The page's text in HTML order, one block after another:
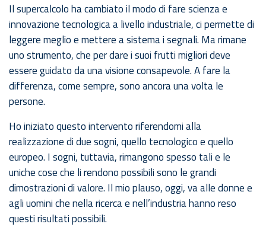
Il supercalcolo ha cambiato il modo di fare scienza e
innovazione tecnologica a livello industriale, ci permette di
leggere meglio e mettere a sistema i segnali. Ma rimane
uno strumento, che per dare i suoi frutti migliori deve
essere guidato da una visione consapevole. A fare la
differenza, come sempre, sono ancora una volta le
persone.
Ho iniziato questo intervento riferendomi alla
realizzazione di due sogni, quello tecnologico e quello
europeo. I sogni, tuttavia, rimangono spesso tali e le
uniche cose che li rendono possibili sono le grandi
dimostrazioni di valore. Il mio plauso, oggi, va alle donne e
agli uomini che nella ricerca e nell’industria hanno reso
questi risultati possibili.